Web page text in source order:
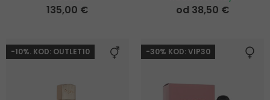
135,00 € od 38,50 €
-10%. KOD: OUTLET10 -30% KOD: VIP30